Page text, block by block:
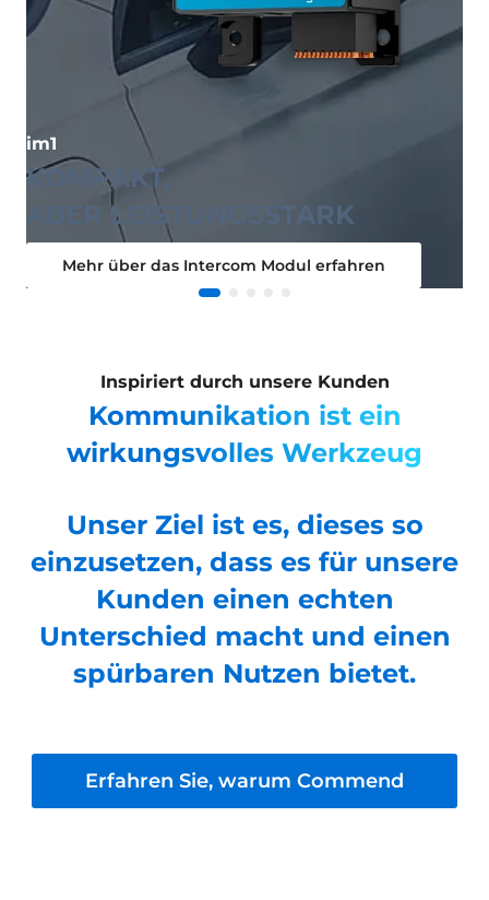
im1
KOMPAKT,
ABER LEISTUNGSSTARK
Mehr über das Intercom Modul erfahren
Inspiriert durch unsere Kunden
Kommunikation ist ein
wirkungsvolles Werkzeug
Unser Ziel ist es, dieses so
einzusetzen, dass es für unsere
Kunden einen echten
Unterschied macht und einen
spürbaren Nutzen bietet.
Erfahren Sie, warum Commend